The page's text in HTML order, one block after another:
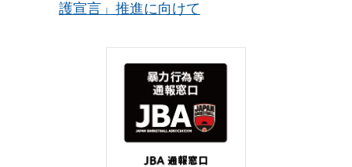
護宣言」推進に向けて